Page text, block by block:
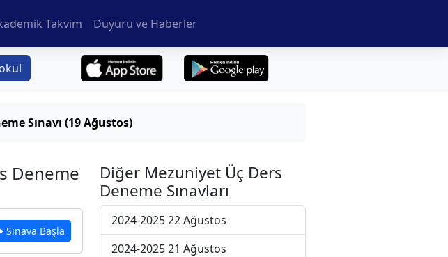
Takvim Duyuru ve Haberler
Sınavı (19 Ağustos)
Deneme
Sınava Başla
Diğer Mezuniyet Üç Ders
Deneme Sınavları
2024-2025 22 Ağustos
2024-2025 21 Ağustos